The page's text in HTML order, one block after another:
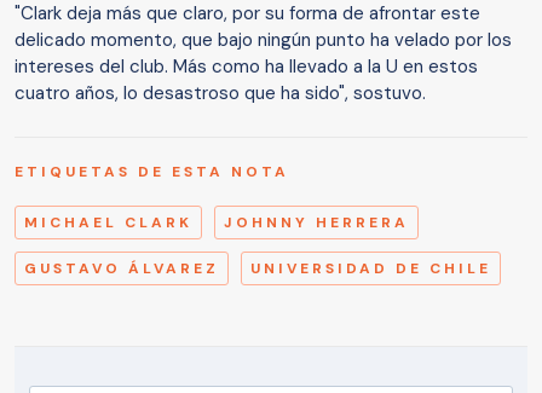
"Clark deja más que claro, por su forma de afrontar este
delicado momento, que bajo ningún punto ha velado por los
intereses del club. Más como ha llevado a la U en estos
cuatro años, lo desastroso que ha sido", sostuvo.
ETIQUETAS DE ESTA NOTA
MICHAEL CLARK JOHNNY HERRERA
GUSTAVO ÁLVAREZ UNIVERSIDAD DE CHILE